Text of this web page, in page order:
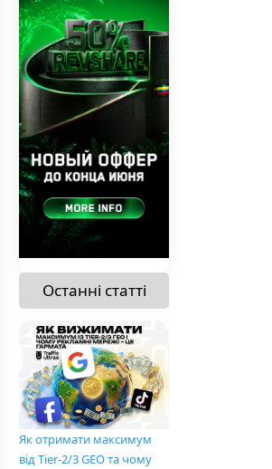
Останні статті
Як отримати максимум
від Tier-2/3 GEO та чому